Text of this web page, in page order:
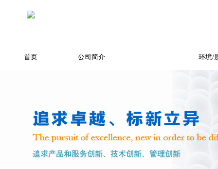
首页 公司简介 环境/